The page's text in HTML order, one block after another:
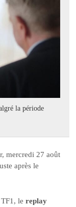
la période
mercredi 27 août
après le
TF1, lereplay